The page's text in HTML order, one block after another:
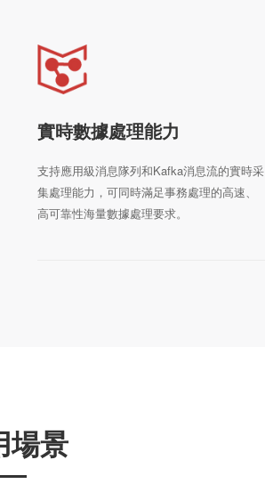
實時數據處理能力
支持應用級消息隊列和Kafka消息流的實時采
集處理能力，可同時滿足事務處理的高速、
高可靠性海量數據處理要求。
場景